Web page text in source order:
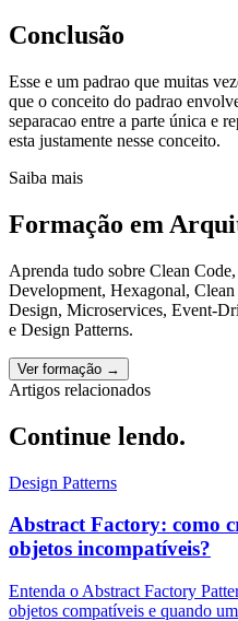
Conclusão
Esse e um padrao que muitas
que o conceito do padrao
separacao entre a parte única e
esta justamente nesse conceito.
Saiba mais
Formação em
Aprenda tudo sobre Clean
Development, Hexagonal,
Design, Microservices, Event-
e Design Patterns.
Ver formação →
Artigos relacionados
Continue lendo.
Design Patterns
Abstract Factory: como
objetos incompatíveis?
Entenda o Abstract Factory
objetos compatíveis e quando